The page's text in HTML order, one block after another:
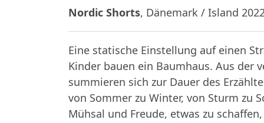
Nordic Shorts, Dänemark / Island
Eine statische Einstellung auf einen
Kinder bauen ein Baumhaus. Aus der
summieren sich zur Dauer des
von Sommer zu Winter, von Sturm zu
Mühsal und Freude, etwas zu